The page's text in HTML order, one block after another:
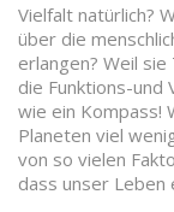
Vielfalt natürlich?
über die
erlangen? Weil
die Funktions-und
wie ein Kompass!
Planeten viel
von so vielen
dass unser Leben